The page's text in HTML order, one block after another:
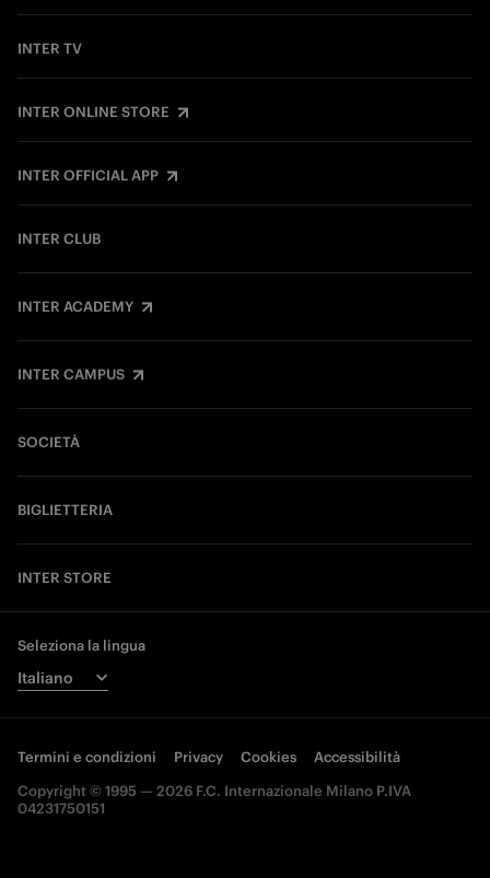
INTER TV
INTER ONLINE STORE
INTER OFFICIAL APP
INTER CLUB
INTER ACADEMY
INTER CAMPUS
SOCIETÀ
BIGLIETTERIA
INTER STORE
Seleziona la lingua
Termini e condizioni Privacy Cookies
Accessibilità
Copyright © 1995 — 2026 F.C. Internazionale Milano P.IVA
04231750151